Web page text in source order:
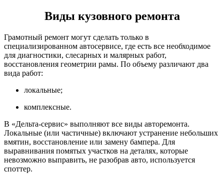
Виды кузовного ремонта
Грамотный ремонт могут сделать только в
специализированном автосервисе, где есть все необходимое
для диагностики, слесарных и малярных работ,
восстановления геометрии рамы. По объему различают два
вида работ:
локальные;
комплексные.
В «Дельта-сервис» выполняют все виды авторемонта.
Локальные (или частичные) включают устранение небольших
вмятин, восстановление или замену бампера. Для
выравнивания помятых участков на деталях, которые
невозможно выправить, не разобрав авто, используется
споттер.